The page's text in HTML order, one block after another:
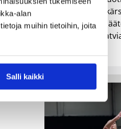
alan
muihin tietoihin, joita
Salli kaikki
maajoukkue
turnauksen
74-tappion